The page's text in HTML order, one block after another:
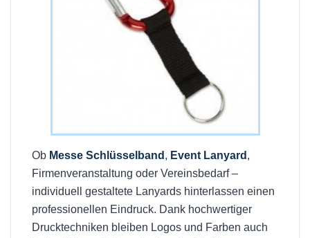
Ob Messe Schlüsselband , Event Lanyard ,
Firmenveranstaltung oder Vereinsbedarf –
individuell gestaltete Lanyards hinterlassen einen
professionellen Eindruck. Dank hochwertiger
Drucktechniken bleiben Logos und Farben auch